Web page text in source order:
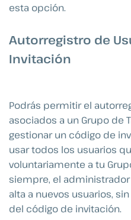
esta opción.
Autorregistro de
Invitación
Podrás permitir el
asociados a un Grupo de
gestionar un código de
usar todos los usuarios
voluntariamente a tu
siempre, el
alta a nuevos usuarios,
del código de invitación.